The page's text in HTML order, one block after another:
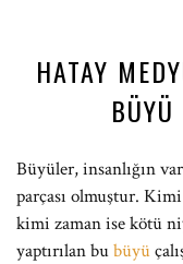
HATAY
Büyüler, insanlığın
parçası olmuştur.
kimi zaman ise kötü
yaptırılan bubüyü